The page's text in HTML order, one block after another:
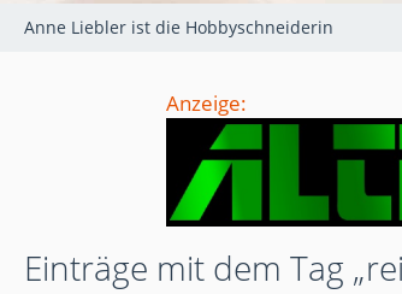
Anne Liebler ist die Hobbyschneiderin
Anzeige:
Einträge mit dem Tag